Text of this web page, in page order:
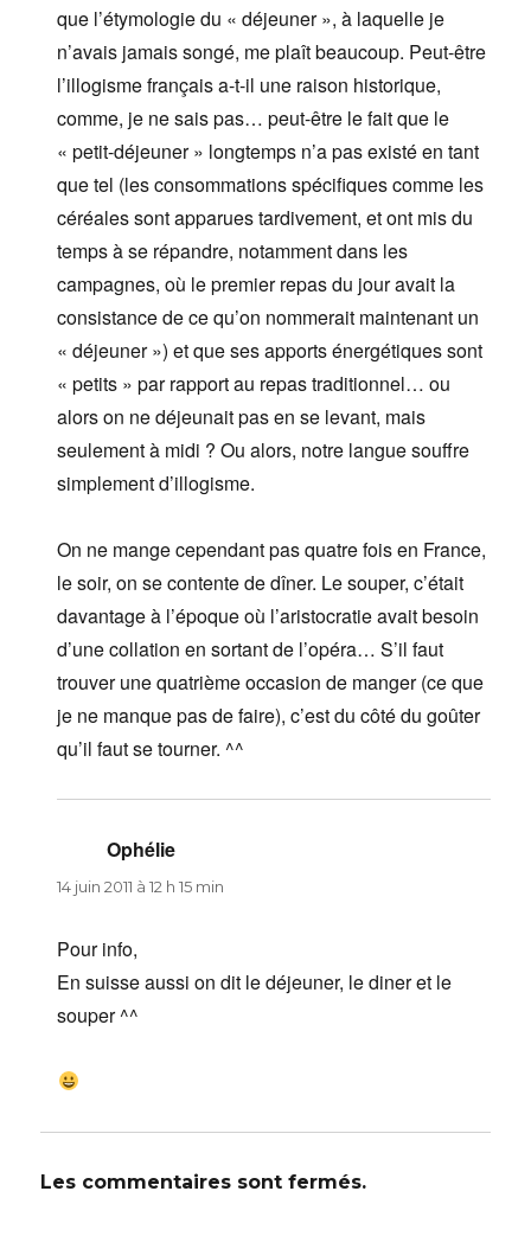
que l’étymologie du « déjeuner », à laquelle je
n’avais jamais songé, me plaît beaucoup. Peut-être
l’illogisme français a-t-il une raison historique,
comme, je ne sais pas… peut-être le fait que le
« petit-déjeuner » longtemps n’a pas existé en tant
que tel (les consommations spécifiques comme les
céréales sont apparues tardivement, et ont mis du
temps à se répandre, notamment dans les
campagnes, où le premier repas du jour avait la
consistance de ce qu’on nommerait maintenant un
« déjeuner ») et que ses apports énergétiques sont
« petits » par rapport au repas traditionnel… ou
alors on ne déjeunait pas en se levant, mais
seulement à midi ? Ou alors, notre langue souffre
simplement d’illogisme.
On ne mange cependant pas quatre fois en France,
le soir, on se contente de dîner. Le souper, c’était
davantage à l’époque où l’aristocratie avait besoin
d’une collation en sortant de l’opéra… S’il faut
trouver une quatrième occasion de manger (ce que
je ne manque pas de faire), c’est du côté du goûter
qu’il faut se tourner. ^^
Ophélie
14 juin 2011 à 12 h 15 min
Pour info,
En suisse aussi on dit le déjeuner, le diner et le
souper ^^
Les commentaires sont fermés.